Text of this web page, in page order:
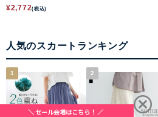
¥2,772(税込)
人気のスカートランキング
1 2